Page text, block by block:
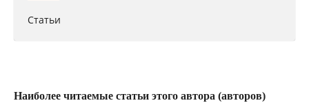
Статьи
Наиболее читаемые статьи этого автора (авторов)